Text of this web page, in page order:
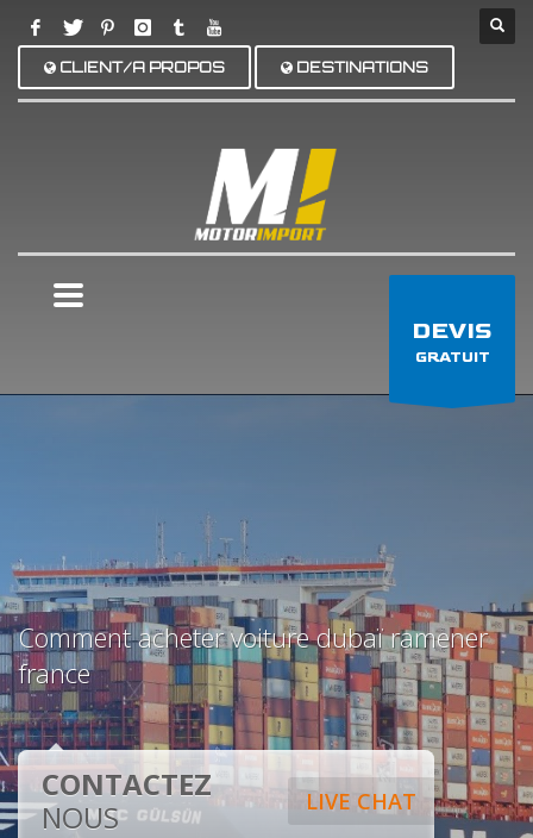
CLIENT/A PROPOS DESTINATIONS
DEVIS
GRATUIT
Comment acheter voiture dubaï ramener
france
LIVE CHAT
CONTACTEZ
NOUS